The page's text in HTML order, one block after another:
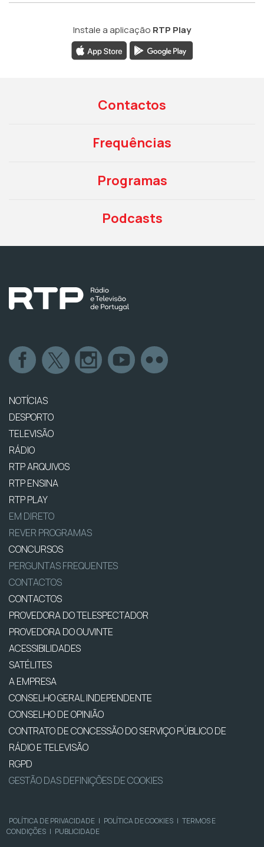
Instale a aplicação RTP Play
Contactos
Frequências
Programas
Podcasts
NOTÍCIAS
DESPORTO
TELEVISÃO
RÁDIO
RTP ARQUIVOS
RTP ENSINA
RTP PLAY
EM DIRETO
REVER PROGRAMAS
CONCURSOS
PERGUNTAS FREQUENTES
CONTACTOS
CONTACTOS
PROVEDORA DO TELESPECTADOR
PROVEDORA DO OUVINTE
ACESSIBILIDADES
SATÉLITES
A EMPRESA
CONSELHO GERAL INDEPENDENTE
CONSELHO DE OPINIÃO
CONTRATO DE CONCESSÃO DO SERVIÇO PÚBLICO DE
RÁDIO E TELEVISÃO
RGPD
GESTÃO DAS DEFINIÇÕES DE COOKIES
POLÍTICA DE PRIVACIDADE | POLÍTICA DE COOKIES | TERMOS E
CONDIÇÕES | PUBLICIDADE